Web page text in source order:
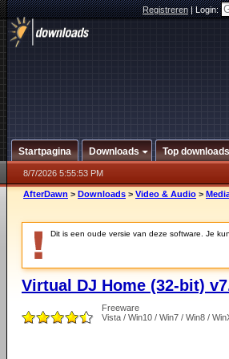
Registreren|Login:
Startpagina Downloads Top downloads
8/7/2026 5:55:53 PM
AfterDawn > Downloads > Video & Audio >
Dit is een oude versie van deze software. Je
Virtual DJ Home (32-bit)
Freeware
Vista / Win10 / Win7 / Win8 /